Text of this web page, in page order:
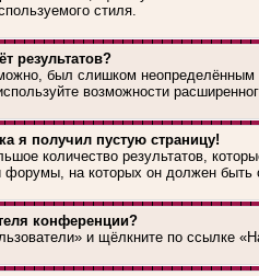
стиля.
результатов?
был слишком
возможности
я получил пустую страницу!
количество результатов,
форумы, на которых он должен быть
конференции?
и щёлкните по ссылке